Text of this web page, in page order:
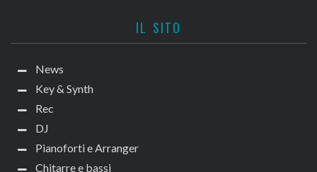
IL SITO
News
Key & Synth
Rec
DJ
Pianoforti e Arranger
Chitarre e bassi